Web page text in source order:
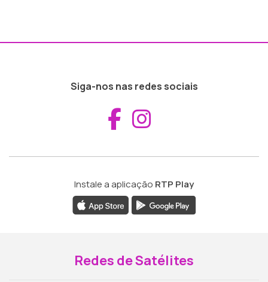
Siga-nos nas redes sociais
Aceder ao
Instale a aplicação RTP Play
Redes de Satélites